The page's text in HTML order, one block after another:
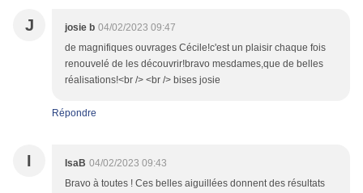
J josie b 04/02/2023 09:47
de magnifiques ouvrages Cécile!c'est un plaisir chaque fois
renouvelé de les découvrir!bravo mesdames,que de belles
réalisations!<br /> <br /> bises josie
Répondre
I IsaB 04/02/2023 09:43
Bravo à toutes ! Ces belles aiguillées donnent des résultats